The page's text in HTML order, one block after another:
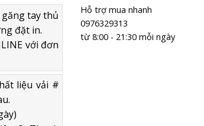
tay thủ
đặt in.
với đơn
liệu vải #
Hỗ trợ mua nhanh
0976329313
từ 8:00 - 21:30 mỗi ngày